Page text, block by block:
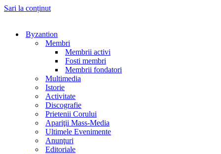
Sari la conținut
Byzantion
Membri
Membrii activi
Fosti membri
Membrii fondatori
Multimedia
Istorie
Activitate
Discografie
Prietenii Corului
Apariţii Mass-Media
Ultimele Evenimente
Anunţuri
Editoriale